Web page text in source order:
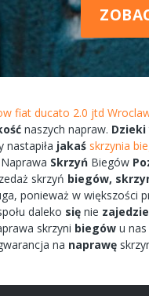
fiat ducato 2.0 jtd
naszych napraw. Dzieki
nastapiła jakaś skrzynia
Naprawa Skrzyń Biegów
skrzyń biegów,
ponieważ w większości
daleko się nie
skrzyni biegów u
na naprawę